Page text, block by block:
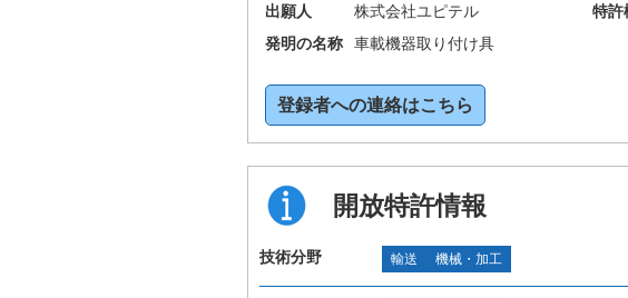
出願人
株式会社ユピテル 特許
発明の名称
車載機器取り付け具
登録者への連絡はこちら
開放特許情報
技術分野 輸送 機械・加工